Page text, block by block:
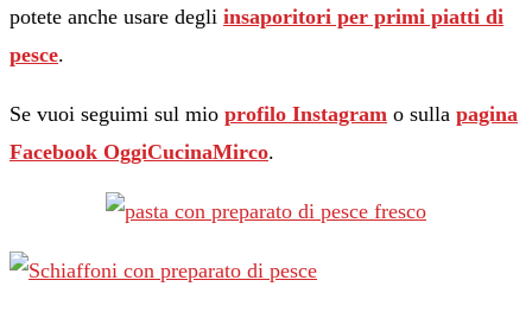
potete anche usare degli insaporitori per primi piatti di
pesce.
Se vuoi seguimi sul mio profilo Instagram o sulla pagina
Facebook OggiCucinaMirco.